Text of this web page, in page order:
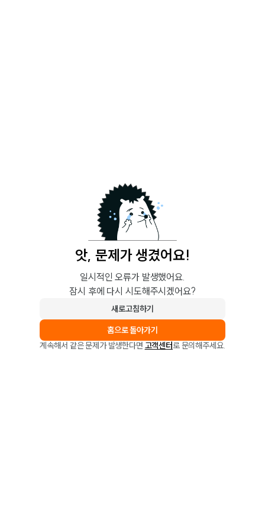
앗, 문제가 생겼어요!
일시적인 오류가 발생했어요.
잠시 후에 다시 시도해주시겠어요?
새로고침하기
홈으로 돌아가기
계속해서 같은 문제가 발생한다면 고객센터로 문의해주세요.